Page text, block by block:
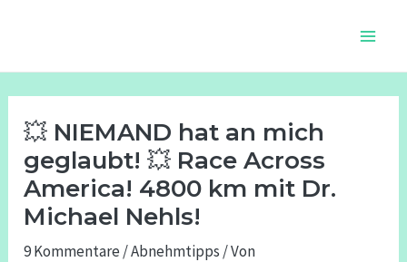
💥 NIEMAND hat an mich
geglaubt! 💥 Race Across
America! 4800 km mit Dr.
Michael Nehls!
9 Kommentare /Abnehmtipps / Von